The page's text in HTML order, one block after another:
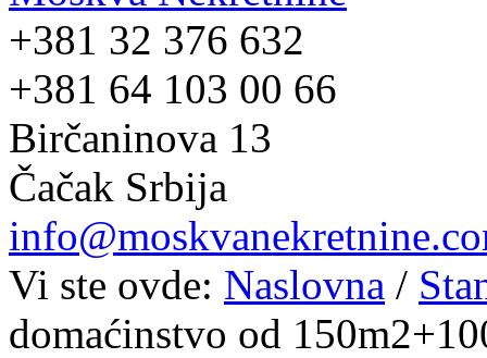
+381 32 376 632
+381 64 103 00 66
Birčaninova 13
Čačak Srbija
Vi ste ovde: Naslovna /
domaćinstvo od